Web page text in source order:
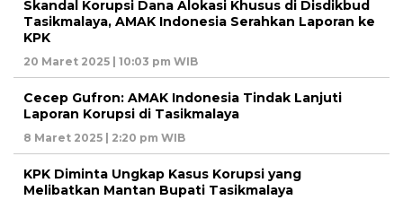
Skandal Korupsi Dana Alokasi Khusus di Disdikbud
Tasikmalaya, AMAK Indonesia Serahkan Laporan ke
KPK
20 Maret 2025 | 10:03 pm WIB
Cecep Gufron: AMAK Indonesia Tindak Lanjuti
Laporan Korupsi di Tasikmalaya
8 Maret 2025 | 2:20 pm WIB
KPK Diminta Ungkap Kasus Korupsi yang
Melibatkan Mantan Bupati Tasikmalaya